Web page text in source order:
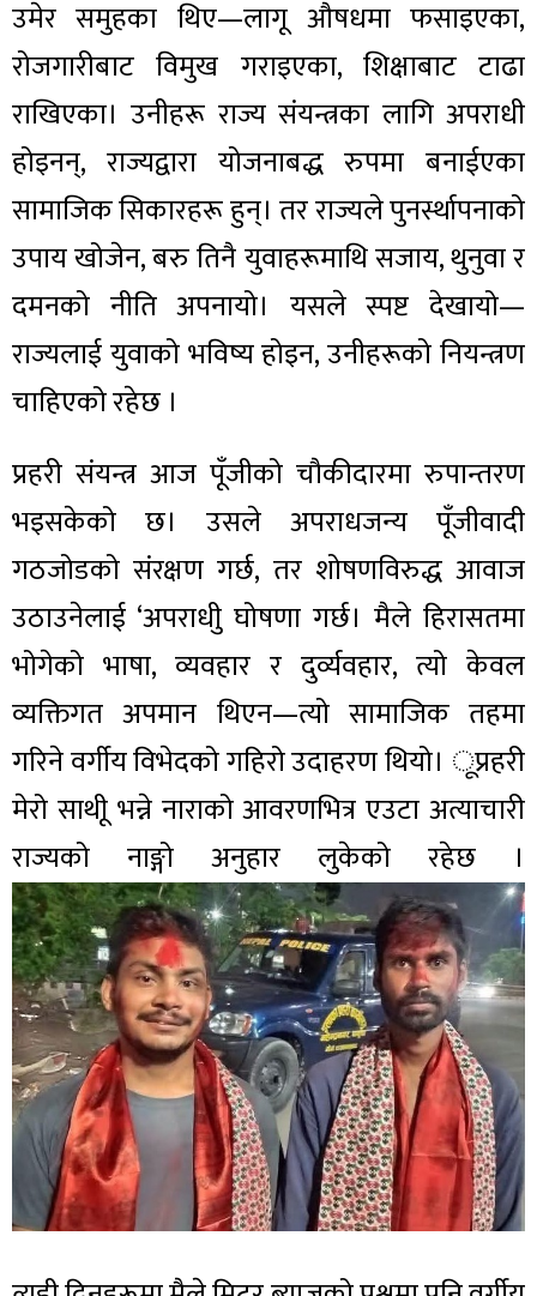
उमेर समुहका थिए—लागू औषधमा फसाइएका,
रोजगारीबाट विमुख गराइएका, शिक्षाबाट टाढा
राखिएका। उनीहरू राज्य संयन्त्रका लागि अपराधी
होइनन्, राज्यद्वारा योजनाबद्ध रुपमा बनाईएका
सामाजिक सिकारहरू हुन्। तर राज्यले पुनर्स्थापनाको
उपाय खोजेन, बरु तिनै युवाहरूमाथि सजाय, थुनुवा र
दमनको नीति अपनायो। यसले स्पष्ट देखायो—
राज्यलाई युवाको भविष्य होइन, उनीहरूको नियन्त्रण
चाहिएको रहेछ ।
प्रहरी संयन्त्र आज पूँजीको चौकीदारमा रुपान्तरण
भइसकेको छ। उसले अपराधजन्य पूँजीवादी
गठजोडको संरक्षण गर्छ, तर शोषणविरुद्ध आवाज
उठाउनेलाई ‘अपराधीु घोषणा गर्छ। मैले हिरासतमा
भोगेको भाषा, व्यवहार र दुर्व्यवहार, त्यो केवल
व्यक्तिगत अपमान थिएन—त्यो सामाजिक तहमा
गरिने वर्गीय विभेदको गहिरो उदाहरण थियो। ूप्रहरी
मेरो साथीू भन्ने नाराको आवरणभित्र एउटा अत्याचारी
राज्यको नाङ्गो अनुहार लुकेको रहेछ ।